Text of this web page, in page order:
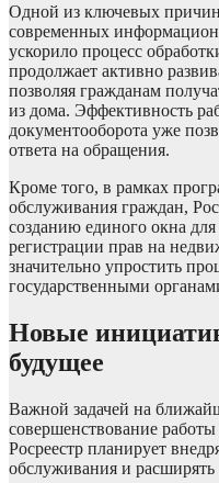
Одной из ключевых причин
современных
ускорило процесс
продолжает активно
позволяя гражданам
из дома. Эффективность
документооборота уже
ответа на обращения.
Кроме того, в рамках
обслуживания граждан,
созданию единого окна для
регистрации прав на
значительно упростить
государственными
Новые
будущее
Важной задачей на
совершенствование
Росреестр планирует
обслуживания и расширять